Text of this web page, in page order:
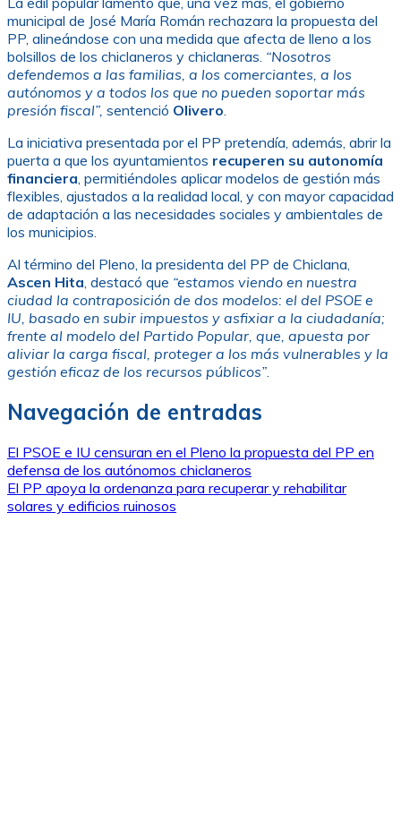
municipal de José María Román rechazara la propuesta del
PP, alineándose con una medida que afecta de lleno a los
bolsillos de los chiclaneros y chiclaneras. “Nosotros
defendemos a las familias, a los comerciantes, a los
autónomos y a todos los que no pueden soportar más
presión fiscal”, sentenció Olivero
La iniciativa presentada por el PP pretendía, además, abrir la
puerta a que los ayuntamientos recuperen su autonomía
financiera , permitiéndoles aplicar modelos de gestión más
flexibles, ajustados a la realidad local, y con mayor capacidad
de adaptación a las necesidades sociales y ambientales de
los municipios.
Al término del Pleno, la presidenta del PP de Chiclana,
Ascen Hita , destacó que “estamos viendo en nuestra
ciudad la contraposición de dos modelos: el del PSOE e
IU, basado en subir impuestos y asfixiar a la ciudadanía;
frente al modelo del Partido Popular, que, apuesta por
aliviar la carga fiscal, proteger a los más vulnerables y la
gestión eficaz de los recursos públicos”
Navegación de entradas
El PSOE e IU censuran en el Pleno la propuesta del PP en
defensa de los autónomos chiclaneros
El PP apoya la ordenanza para recuperar y rehabilitar
solares y edificios ruinosos